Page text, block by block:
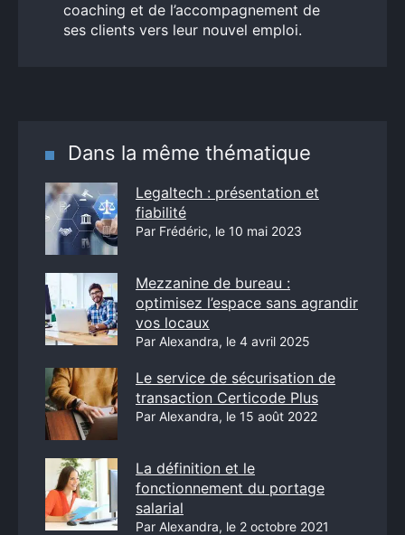
coaching et de l’accompagnement de
ses clients vers leur nouvel emploi.
Dans la même thématique
Legaltech : présentation et
fiabilité
Par Frédéric, le 10 mai 2023
Mezzanine de bureau :
optimisez l’espace sans agrandir
vos locaux
Par Alexandra, le 4 avril 2025
Le service de sécurisation de
transaction Certicode Plus
Par Alexandra, le 15 août 2022
La définition et le
fonctionnement du portage
salarial
Par Alexandra, le 2 octobre 2021